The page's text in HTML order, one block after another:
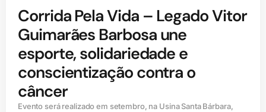
Corrida Pela Vida – Legado Vitor
Guimarães Barbosa une
esporte, solidariedade e
conscientização contra o
câncer
Evento será realizado em setembro, na Usina Santa Bárbara,